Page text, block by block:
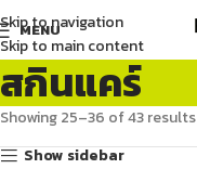
Skip to navigation
Skip to main content
MENU
สกินแคร์
Showing 25–36 of 43 results
Show sidebar